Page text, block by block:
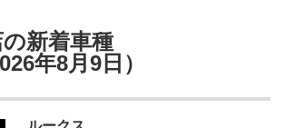
デイズ Ｊ
新着車種
年8月9日）